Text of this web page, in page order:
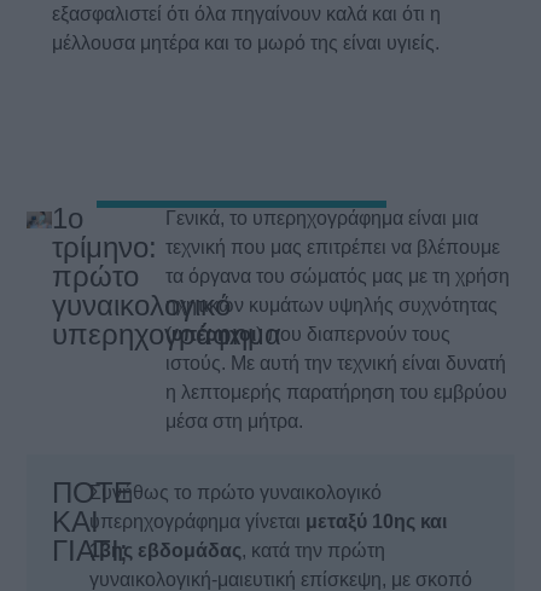
εξασφαλιστεί ότι όλα πηγαίνουν καλά και ότι η
μέλλουσα μητέρα και το μωρό της είναι υγιείς.
1o
τρίμηνο:
πρώτο
γυναικολογικό
υπερηχογράφημα
Γενικά, το υπερηχογράφημα είναι μια
τεχνική που μας επιτρέπει να βλέπουμε
τα όργανα του σώματός μας με τη χρήση
ηχητικών κυμάτων υψηλής συχνότητας
(υπέρηχοι) που διαπερνούν τους
ιστούς. Με αυτή την τεχνική είναι δυνατή
η λεπτομερής παρατήρηση του εμβρύου
μέσα στη μήτρα.
ΠΟΤΕ
ΚΑΙ
ΓΙΑΤΙ;
Συνήθως το πρώτο γυναικολογικό
υπερηχογράφημα γίνεται μεταξύ 10ης και
13ης εβδομάδας, κατά την πρώτη
γυναικολογική-μαιευτική επίσκεψη, με σκοπό